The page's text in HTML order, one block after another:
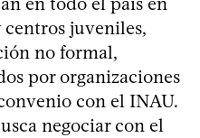
centros juveniles,
no formal,
por organizaciones
con el INAU.
negociar con el